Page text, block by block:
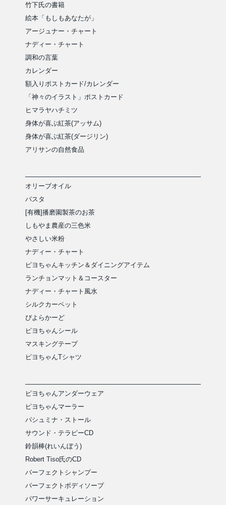
竹下氏の書籍
絵本「もしもあなたが」
アージュナー・チャート
ナディー・チャート
調和の言葉
カレンダー
額入りポストカード/カレンダー
「神々のイラスト」ポストカード
ヒマラヤハチミツ
身体が喜ぶ紅茶(アッサム)
身体が喜ぶ紅茶(ダージリン)
アリサンの自然食品
オリーブオイル
パスタ
[有機]播磨園製茶のお茶
しもやま農産の三色米
やさしい米粉
ナディー・チャート
ピヨちゃんキッチン＆ダイニングアイテム
ランチョンマット＆コースター
ナディー・チャート風水
シルクカーペット
ぴよらかーど
ピヨちゃんシール
マスキングテープ
ピヨちゃんTシャツ
ピヨちゃんアンダーウェア
ピヨちゃんマーラー
パシュミナ・ストール
サウンド・テラピーCD
鈴韻棒(れいんぼう)
Robert Tiso氏のCD
パーフェクトシャンプー
パーフェクトボディソープ
パワーサーキュレーション